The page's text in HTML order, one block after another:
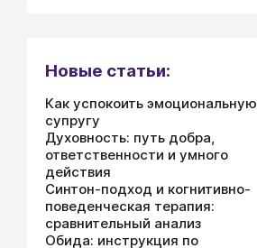
Новые статьи:
Как успокоить эмоциональную
супругу
Духовность: путь добра,
ответственности и умного
действия
Синтон-подход и когнитивно-
поведенческая терапия:
сравнительный анализ
Обида: инструкция по